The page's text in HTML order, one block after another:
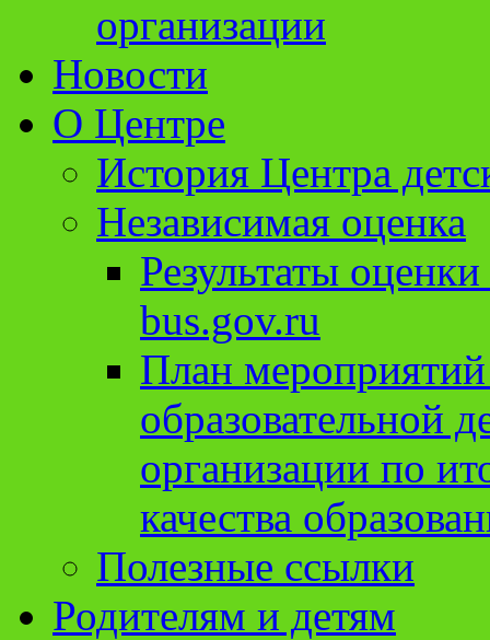
организации
Новости
О Центре
История Центра
Независимая оценка
Результаты
bus.gov.ru
План
образовательной
организации по
качества
Полезные ссылки
Родителям и детям